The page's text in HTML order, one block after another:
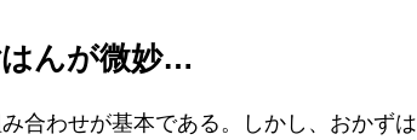
んが微妙…
合わせが基本である。しかし、おかずは